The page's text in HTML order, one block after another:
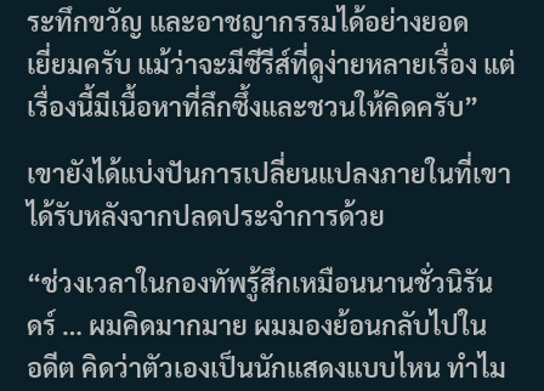
ระทึกขวัญ และอาชญากรรมได้อย่างยอด
เยี่ยมครับ แม้ว่าจะมีซีรีส์ที่ดูง่ายหลายเรื่อง แต่
เรื่องนี้มีเนื้อหาที่ลึกซึ้งและชวนให้คิดครับ”
เขายังได้แบ่งปันการเปลี่ยนแปลงภายในที่เขา
ได้รับหลังจากปลดประจำการด้วย
“ช่วงเวลาในกองทัพรู้สึกเหมือนนานชั่วนิรัน
ดร์ … ผมคิดมากมาย ผมมองย้อนกลับไปใน
อดีต คิดว่าตัวเองเป็นนักแสดงแบบไหน ทำไม